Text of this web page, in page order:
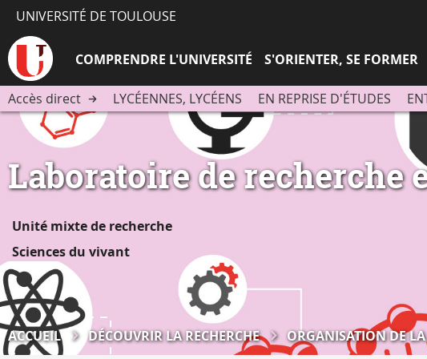
UNIVERSITÉ DE TOULOUSE
COMPRENDRE L'UNIVERSITÉ S'ORIENTER, SE FORMER
Accès direct LYCÉENNES, LYCÉENS EN REPRISE D'ÉTUDES
Laboratoire de recherche
Unité mixte de recherche
Sciences du vivant
ACCUEIL DÉCOUVRIR LA RECHERCHE ORGANISATION DE LA